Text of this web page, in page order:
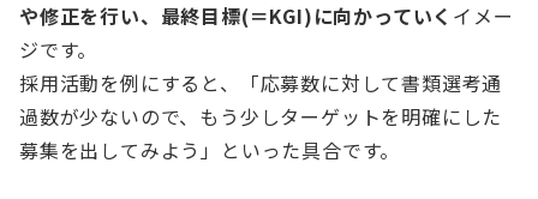
や修正を行い、最終目標(＝KGI)に向かっていく イメー
ジです。
採用活動を例にすると、「応募数に対して書類選考通
過数が少ないので、もう少しターゲットを明確にした
募集を出してみよう」といった具合です。